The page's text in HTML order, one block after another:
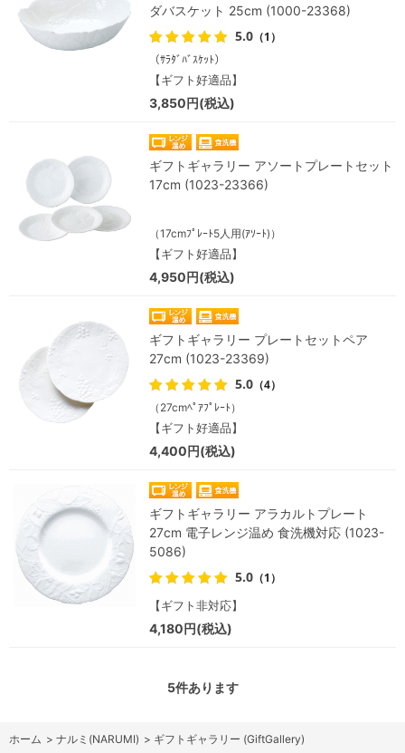
ダバスケット 25cm (1000-23368)
5.0 （1）
（ｻﾗﾀﾞﾊﾞｽｹｯﾄ）
【ギフト好適品】
3,850円(税込)
ギフトギャラリー アソートプレートセット
17cm (1023-23366)
（17cmﾌﾟﾚｰﾄ5人用(ｱｿｰﾄ)）
【ギフト好適品】
4,950円(税込)
ギフトギャラリー プレートセットペア
27cm (1023-23369)
5.0 （4）
（27cmﾍﾟｱﾌﾟﾚｰﾄ）
【ギフト好適品】
4,400円(税込)
ギフトギャラリー アラカルトプレート
27cm 電子レンジ温め 食洗機対応 (1023-
5086)
5.0 （1）
【ギフト非対応】
4,180円(税込)
5件あります
ホーム > ナルミ(NARUMI) > ギフトギャラリー (GiftGallery)